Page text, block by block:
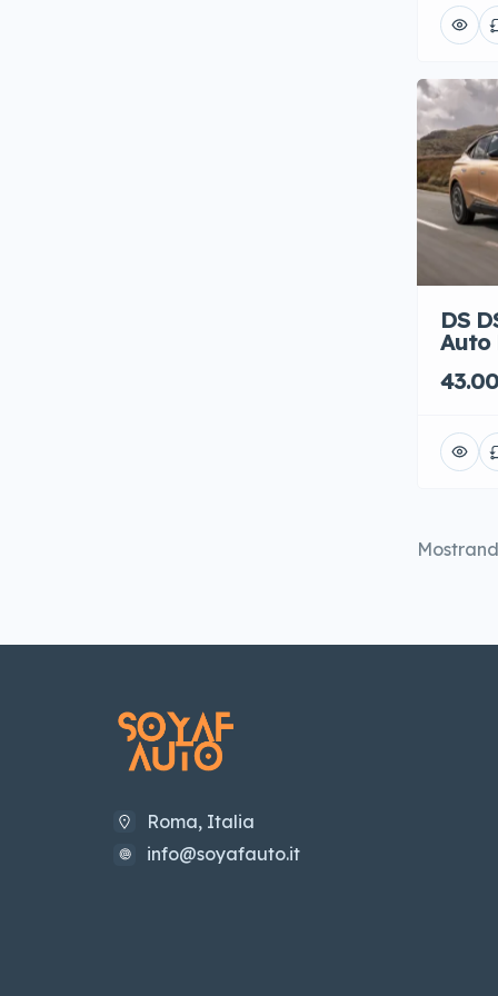
DS
Auto
Roma, Italia
info@soyafauto.it